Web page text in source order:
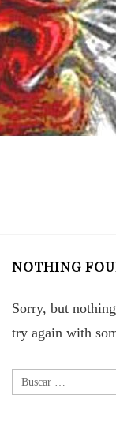
NOTHING
Sorry, but
try again with
Buscar: